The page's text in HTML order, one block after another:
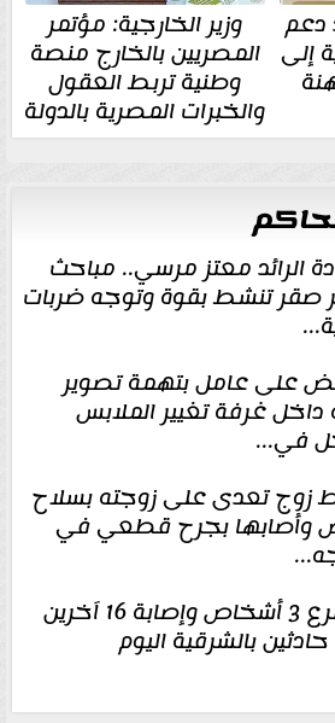
دعم
إلى
وزير الخارجية: مؤتمر
المصريين بالخارج منصة
وطنية تربط العقول
والخبرات المصرية بالدولة
الرائد معتز مرسي.. مباحث
صقر تنشط بقوة وتوجه ضربات
على عامل بتهمة تصوير
داخل غرفة تغيير الملابس
في...
زوج تعدى على زوجته بسلاح
وأصابها بجرح قطعي في
مصرع 3 أشخاص وإصابة 16 آخرين
بالشرقية اليوم